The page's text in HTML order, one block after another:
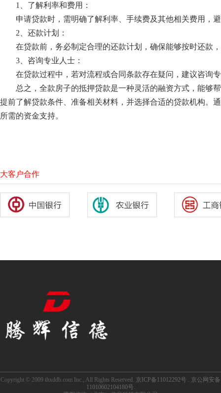
1、了解利率和费用：
申请贷款时，需明确了解利率、手续费及其他相关费用，
2、还款计划：
在贷款前，务必制定合理的还款计划，确保能够按时还款
3、咨询专业人士：
在贷款过程中，若对流程或合同条款存在疑问，建议咨询
总之，全款房子的抵押贷款是一种灵活的融资方式，能够
提前了解贷款条件、准备相关材料，并选择合适的贷款机构。
所需的资金支持。
大客户合作
Copyright © 2009 thxddb.com Inc., All Rights Reserved. 京ICP备11012292号 . 京公网安备
11010602104180号.